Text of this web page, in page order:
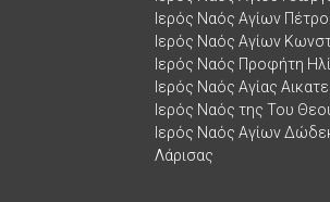
Ιερός Ναός Αγίων
Ιερός Ναός Αγίων
Ιερός Ναός Προφήτη
Ιερός Ναός Αγίας
Ιερός Ναός της Του
Ιερός Ναός Αγίων
Λάρισας